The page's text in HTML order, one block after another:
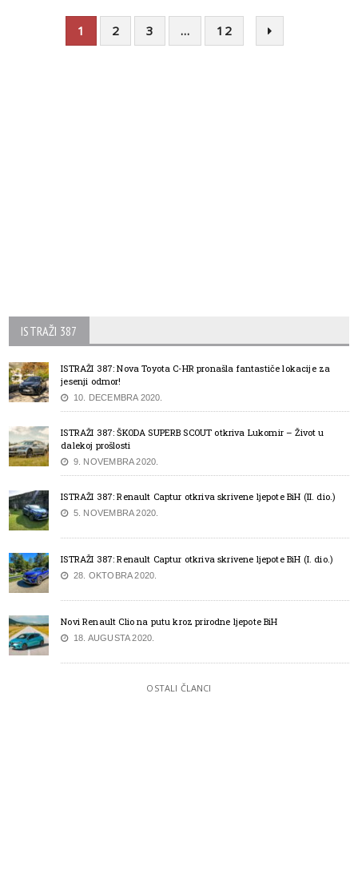
1 2 3 … 12
ISTRAŽI 387
ISTRAŽI 387: Nova Toyota C-HR pronašla fantastiče lokacije za
jesenji odmor!
10. DECEMBRA 2020.
ISTRAŽI 387: ŠKODA SUPERB SCOUT otkriva Lukomir – Život u
dalekoj prošlosti
9. NOVEMBRA 2020.
ISTRAŽI 387: Renault Captur otkriva skrivene ljepote BiH (II. dio.)
5. NOVEMBRA 2020.
ISTRAŽI 387: Renault Captur otkriva skrivene ljepote BiH (I. dio.)
28. OKTOBRA 2020.
Novi Renault Clio na putu kroz prirodne ljepote BiH
18. AUGUSTA 2020.
OSTALI ČLANCI